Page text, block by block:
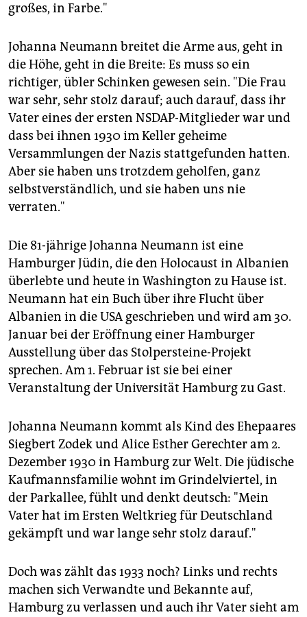
großes, in Farbe."
Johanna Neumann breitet die Arme aus, geht in
die Höhe, geht in die Breite: Es muss so ein
richtiger, übler Schinken gewesen sein. "Die Frau
war sehr, sehr stolz darauf; auch darauf, dass ihr
Vater eines der ersten NSDAP-Mitglieder war und
dass bei ihnen 1930 im Keller geheime
Versammlungen der Nazis stattgefunden hatten.
Aber sie haben uns trotzdem geholfen, ganz
selbstverständlich, und sie haben uns nie
verraten."
Die 81-jährige Johanna Neumann ist eine
Hamburger Jüdin, die den Holocaust in Albanien
überlebte und heute in Washington zu Hause ist.
Neumann hat ein Buch über ihre Flucht über
Albanien in die USA geschrieben und wird am 30.
Januar bei der Eröffnung einer Hamburger
Ausstellung über das Stolpersteine-Projekt
sprechen. Am 1. Februar ist sie bei einer
Veranstaltung der Universität Hamburg zu Gast.
Johanna Neumann kommt als Kind des Ehepaares
Siegbert Zodek und Alice Esther Gerechter am 2.
Dezember 1930 in Hamburg zur Welt. Die jüdische
Kaufmannsfamilie wohnt im Grindelviertel, in
der Parkallee, fühlt und denkt deutsch: "Mein
Vater hat im Ersten Weltkrieg für Deutschland
gekämpft und war lange sehr stolz darauf."
Doch was zählt das 1933 noch? Links und rechts
machen sich Verwandte und Bekannte auf,
Hamburg zu verlassen und auch ihr Vater sieht am